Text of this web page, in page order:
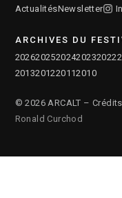
ActualitésNewsletter
ARCHIVES DU
20262025202420232022
2013201220112010
© 2026 ARCALT –
Ronald Curchod